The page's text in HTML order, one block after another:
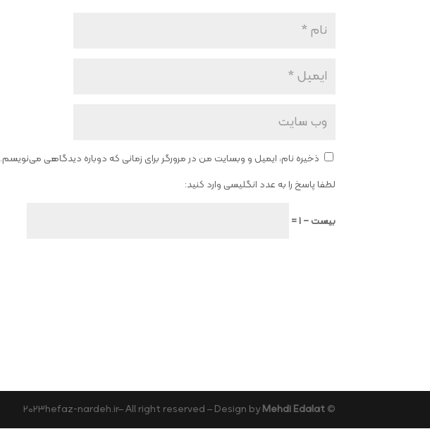
ذخیره نام، ایمیل و وبسایت من در مرورگر برای زمانی که دوباره دیدگاهی می‌نویسم.
لطفا پاسخ را به عدد انگلیسی وارد کنید:
بیست − 1 =
© 2023hefaz-nardeh.ir– All right reserved – Design by
Mehdi Edalat